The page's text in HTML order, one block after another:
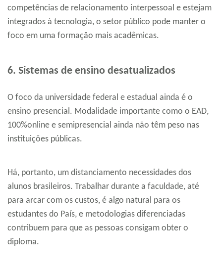
competências de relacionamento interpessoal e estejam
integrados à tecnologia, o setor público pode manter o
foco em uma formação mais acadêmicas.
6. Sistemas de ensino desatualizados
O foco da universidade federal e estadual ainda é o
ensino presencial. Modalidade importante como o EAD,
100%online e semipresencial ainda não têm peso nas
instituições públicas.
Há, portanto, um distanciamento necessidades dos
alunos brasileiros. Trabalhar durante a faculdade, até
para arcar com os custos, é algo natural para os
estudantes do País, e metodologias diferenciadas
contribuem para que as pessoas consigam obter o
diploma.